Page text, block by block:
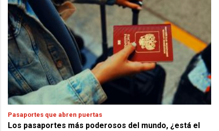
Pasaportes que abren puertas
Los pasaportes más poderosos del mundo, ¿está el